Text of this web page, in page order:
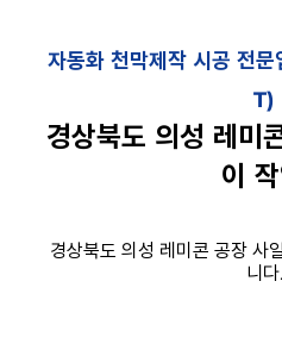
자동화 천막제작 시공 전문
T)
경상북도 의성 레미
이
경상북도 의성 레미콘 공장 사
니다.